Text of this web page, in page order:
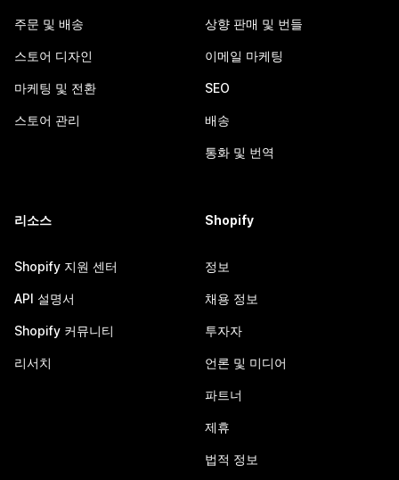
주문 및 배송
스토어 디자인
마케팅 및 전환
스토어 관리
상향 판매 및 번들
이메일 마케팅
SEO
배송
통화 및 번역
리소스
Shopify 지원 센터
API 설명서
Shopify 커뮤니티
리서치
Shopify
정보
채용 정보
투자자
언론 및 미디어
파트너
제휴
법적 정보